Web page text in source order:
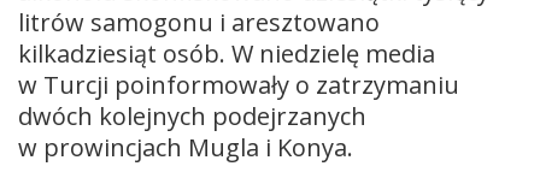
litrów samogonu i aresztowano
kilkadziesiąt osób. W niedzielę media
w Turcji poinformowały o zatrzymaniu
dwóch kolejnych podejrzanych
w prowincjach Mugla i Konya.